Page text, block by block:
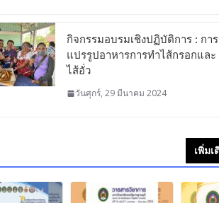
กิจกรรมอบรมเชิงปฏิบัติการ : การ
แปรรูปอาหารการทำไส้กรอกและ
ไส้อั่ว
วันศุกร์, 29 มีนาคม 2024
เพิ่มเ